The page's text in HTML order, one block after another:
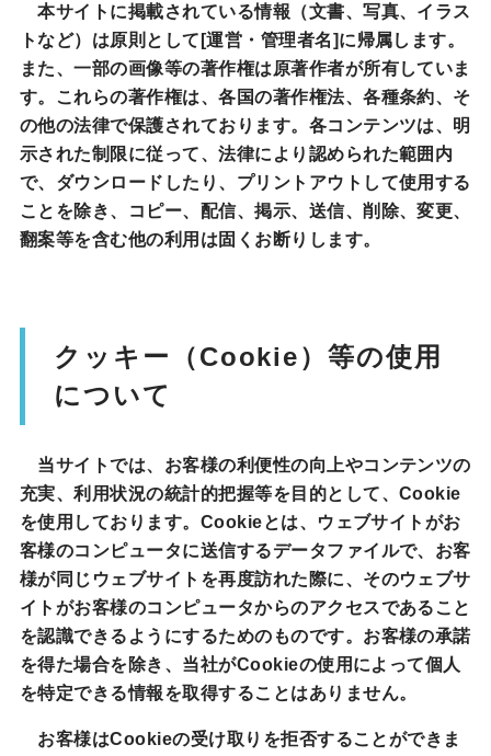
本サイトに掲載されている情報（文書、写真、イラス
トなど）は原則として[運営・管理者名]に帰属します。
また、一部の画像等の著作権は原著作者が所有していま
す。これらの著作権は、各国の著作権法、各種条約、そ
の他の法律で保護されております。各コンテンツは、明
示された制限に従って、法律により認められた範囲内
で、ダウンロードしたり、プリントアウトして使用する
ことを除き、コピー、配信、掲示、送信、削除、変更、
翻案等を含む他の利用は固くお断りします。
クッキー（Cookie）等の使用
について
当サイトでは、お客様の利便性の向上やコンテンツの
充実、利用状況の統計的把握等を目的として、Cookie
を使用しております。Cookieとは、ウェブサイトがお
客様のコンピュータに送信するデータファイルで、お客
様が同じウェブサイトを再度訪れた際に、そのウェブサ
イトがお客様のコンピュータからのアクセスであること
を認識できるようにするためのものです。お客様の承諾
を得た場合を除き、当社がCookieの使用によって個人
を特定できる情報を取得することはありません。
お客様はCookieの受け取りを拒否することができま